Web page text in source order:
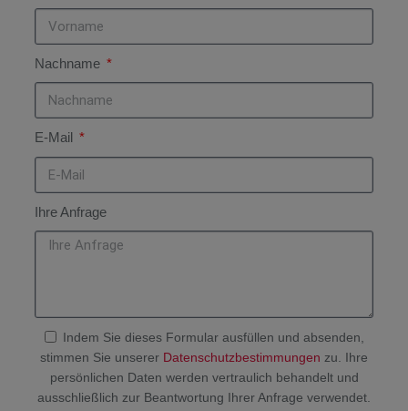
Nachname
E-Mail
Ihre Anfrage
Indem Sie dieses Formular ausfüllen und absenden,
stimmen Sie unserer Datenschutzbestimmungen zu. Ihre
persönlichen Daten werden vertraulich behandelt und
ausschließlich zur Beantwortung Ihrer Anfrage verwendet.